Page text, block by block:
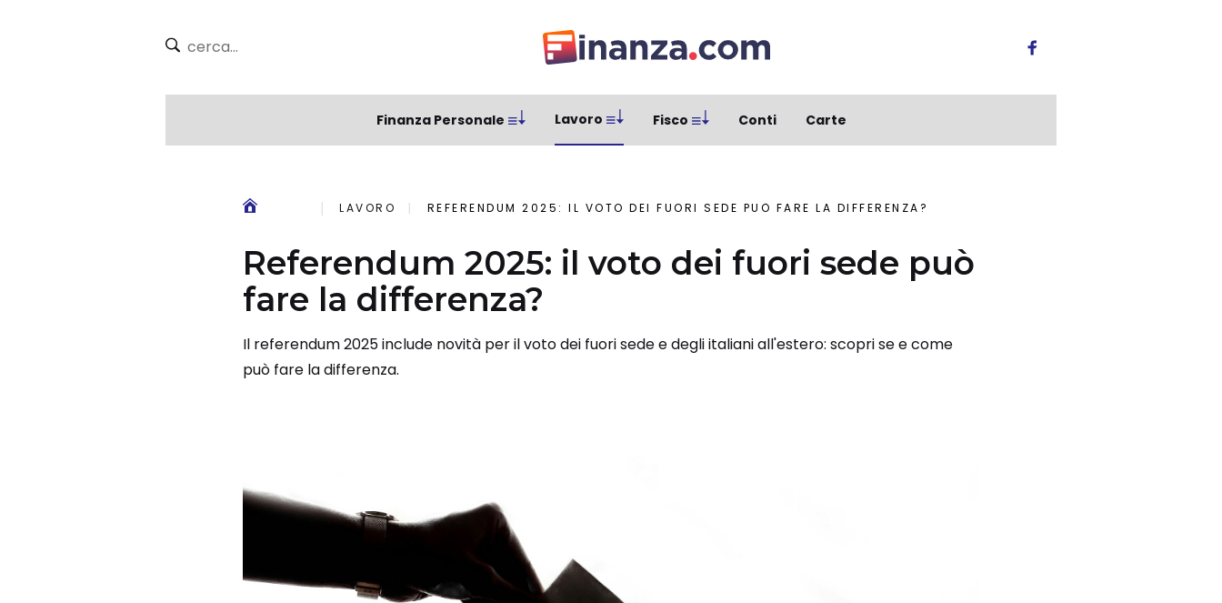
Finanza Personale Lavoro Fisco Conti Carte
LAVORO REFERENDUM 2025: IL VOTO DEI FUORI SEDE PUÒ FARE LA DIFFERENZA?
Referendum 2025: il voto dei fuori sede può
fare la differenza?
Il referendum 2025 include novità per il voto dei fuori sede e degli italiani all'estero: scopri se e come
può fare la differenza.